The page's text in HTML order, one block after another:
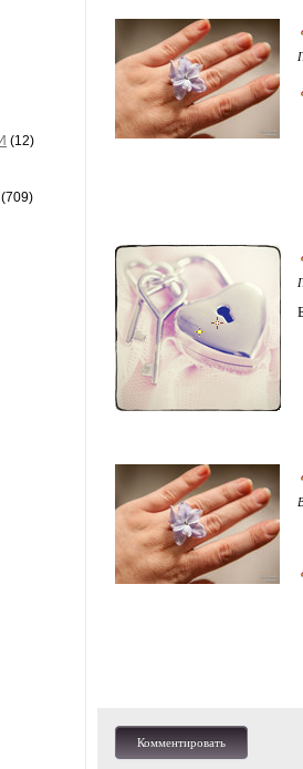
(12)
(709)
Комментировать